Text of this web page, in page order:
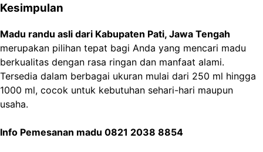
Kesimpulan
Madu randu asli dari Kabupaten Pati, Jawa Tengah
merupakan pilihan tepat bagi Anda yang mencari madu
berkualitas dengan rasa ringan dan manfaat alami.
Tersedia dalam berbagai ukuran mulai dari 250 ml hingga
1000 ml, cocok untuk kebutuhan sehari-hari maupun
usaha.
Info Pemesanan madu 0821 2038 8854